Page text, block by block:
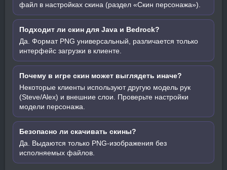
файл в настройках скина (раздел «Скин персонажа»).
Подходит ли скин для Java и Bedrock?
Да. Формат PNG универсальный, различается только
интерфейс загрузки в клиенте.
Почему в игре скин может выглядеть иначе?
Некоторые клиенты используют другую модель рук
(Steve/Alex) и внешние слои. Проверьте настройки
модели персонажа.
Безопасно ли скачивать скины?
Да. Выдаются только PNG-изображения без
исполняемых файлов.